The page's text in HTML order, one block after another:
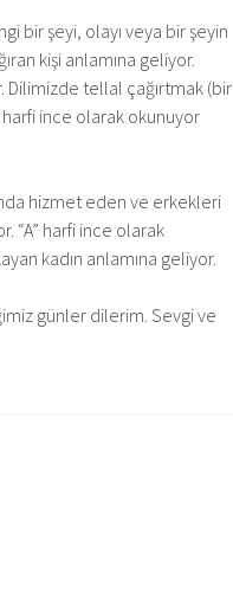
bir şeyi, olayı veya bir şeyin
kişi anlamına geliyor.
Dilimizde tellal çağırtmak (bir
harfi ince olarak okunuyor
hizmet eden ve erkekleri
“A” harfi ince olarak
kadın anlamına geliyor.
günler dilerim. Sevgi ve